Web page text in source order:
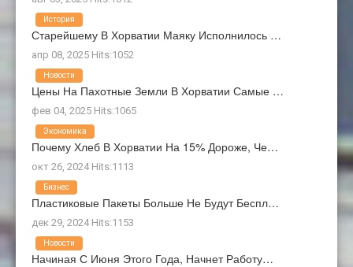
Старейшему В Хорватии Маяку Исполнилось …
апр 08, 2025 Hits:1052
История
Цены На Пахотные Земли В Хорватии Самые …
фев 04, 2025 Hits:1065
Новости
Почему Хлеб В Хорватии На 15% Дороже, Че…
окт 26, 2024 Hits:1113
Экономика
Пластиковые Пакеты Больше Не Будут Беспл…
дек 29, 2024 Hits:1153
Бизнес
Начиная С Июня Этого Года, Начнет Работу…
Новости